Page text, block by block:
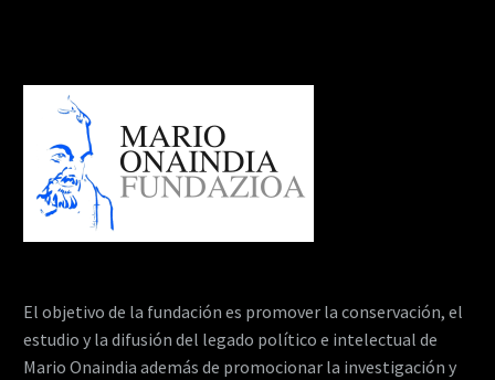
El objetivo de la fundación es promover la conservación, el
estudio y la difusión del legado político e intelectual de
Mario Onaindia además de promocionar la investigación y